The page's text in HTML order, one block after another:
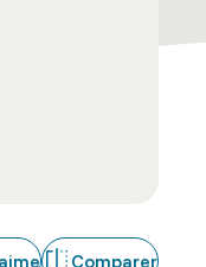
Comparer